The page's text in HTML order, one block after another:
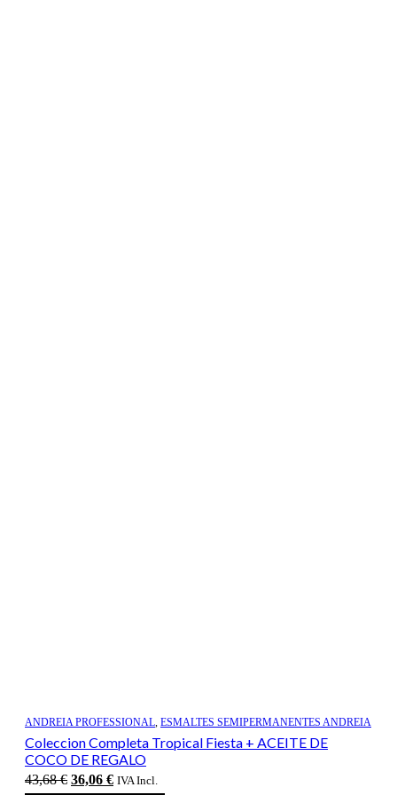
ANDREIA PROFESSIONAL, ESMALTES SEMIPERMANENTES ANDREIA
Coleccion Completa Tropical Fiesta + ACEITE DE
COCO DE REGALO
43,68€ El
36,06 €ElIVA Incl.